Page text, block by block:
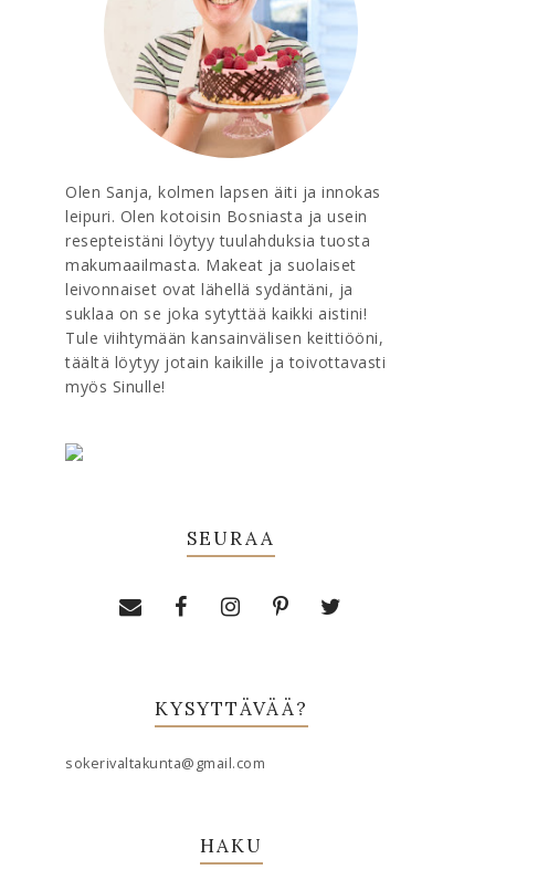
Olen Sanja, kolmen lapsen äiti ja innokas
leipuri. Olen kotoisin Bosniasta ja usein
resepteistäni löytyy tuulahduksia tuosta
makumaailmasta. Makeat ja suolaiset
leivonnaiset ovat lähellä sydäntäni, ja
suklaa on se joka sytyttää kaikki aistini!
Tule viihtymään kansainvälisen keittiööni,
täältä löytyy jotain kaikille ja toivottavasti
myös Sinulle!
SEURAA
KYSYTTÄVÄÄ?
sokerivaltakunta@gmail.com
HAKU